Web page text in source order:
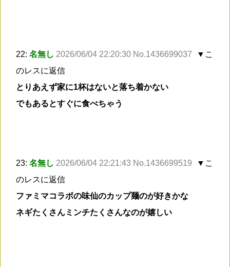
22: 名無し 2026/06/04 22:20:30 No.1436699037
▼こ
のレスに返信
とりあえず家に1杯はないと落ち着かない
でもあるとすぐに食べちゃう
23: 名無し 2026/06/04 22:21:43 No.1436699519
▼こ
のレスに返信
ファミマコラボの味仙のカップ麺のが好きかな
ネギたくさんミンチたくさんなのが嬉しい